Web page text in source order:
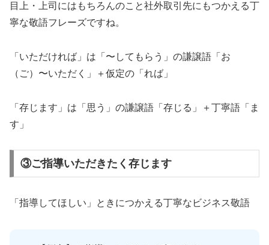
目上・上司にはもちろんのこと社外取引先にもつかえる丁
寧な敬語フレーズですね。
「いただければ」は「〜してもらう」の謙譲語「お
（ご）〜いただく」＋仮定の「れば」
「存じます」は「思う」の謙譲語「存じる」＋丁寧語「ま
す」
③ご指導いただきたく存じます
「指導してほしい」ときにつかえる丁寧なビジネス敬語